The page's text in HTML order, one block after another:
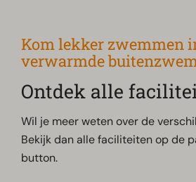
Kom lekker zwemmen
verwarmde
Ontdek alle
Wil je meer weten over de
Bekijk dan alle faciliteiten op de
button.